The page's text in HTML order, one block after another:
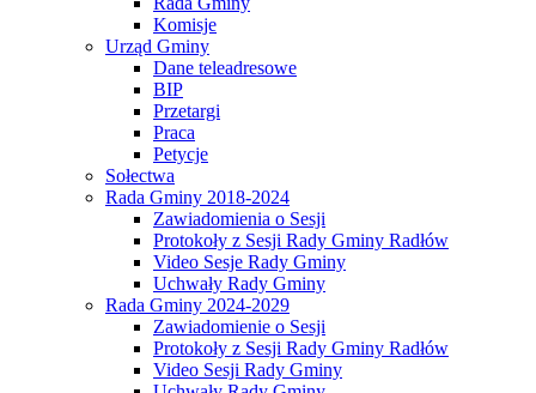
Komisje
Urząd Gminy
Dane teleadresowe
BIP
Przetargi
Praca
Petycje
Sołectwa
Rada Gminy 2018-2024
Zawiadomienia o Sesji
Protokoły z Sesji Rady Gminy Radłów
Video Sesje Rady Gminy
Uchwały Rady Gminy
Rada Gminy 2024-2029
Zawiadomienie o Sesji
Protokoły z Sesji Rady Gminy Radłów
Video Sesji Rady Gminy